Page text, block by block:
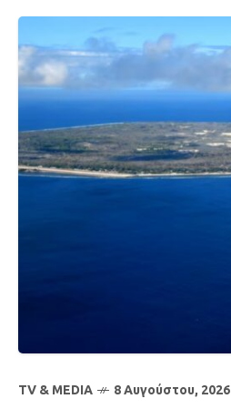
TV & MEDIA 8 Αυγούστου, 2026